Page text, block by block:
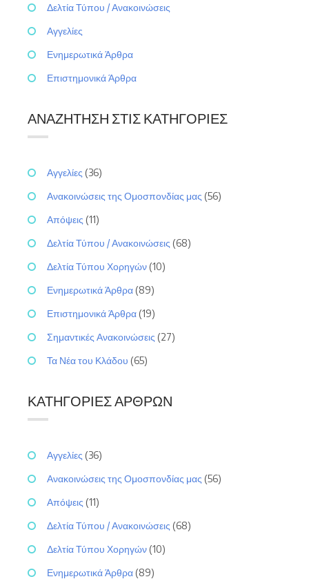
Δελτία Τύπου / Ανακοινώσεις
Αγγελίες
Ενημερωτικά Άρθρα
Επιστημονικά Άρθρα
ΑΝΑΖΉΤΗΣΗ ΣΤΙΣ ΚΑΤΗΓΟΡΊΕΣ
Αγγελίες (36)
Ανακοινώσεις της Ομοσπονδίας μας (56)
Απόψεις (11)
Δελτία Τύπου / Ανακοινώσεις (68)
Δελτία Τύπου Χορηγών (10)
Ενημερωτικά Άρθρα (89)
Επιστημονικά Άρθρα (19)
Σημαντικές Ανακοινώσεις (27)
Τα Νέα του Κλάδου (65)
ΚΑΤΗΓΟΡΊΕΣ ΆΡΘΡΩΝ
Αγγελίες (36)
Ανακοινώσεις της Ομοσπονδίας μας (56)
Απόψεις (11)
Δελτία Τύπου / Ανακοινώσεις (68)
Δελτία Τύπου Χορηγών (10)
Ενημερωτικά Άρθρα (89)